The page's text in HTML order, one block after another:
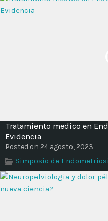
Tratamiento medico en
Evidencia
Posted on 24 agosto, 2023
Simposio de